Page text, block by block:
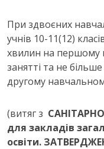
При здвоєних
учнів 10-11(12)
хвилин на першому
занятті та не
другому
(витяг з
для закладів
освіти.